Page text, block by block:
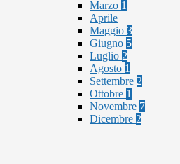
Marzo 1
Aprile
Maggio 3
Giugno 5
Luglio 2
Agosto 1
Settembre 2
Ottobre 1
Novembre 7
Dicembre 2